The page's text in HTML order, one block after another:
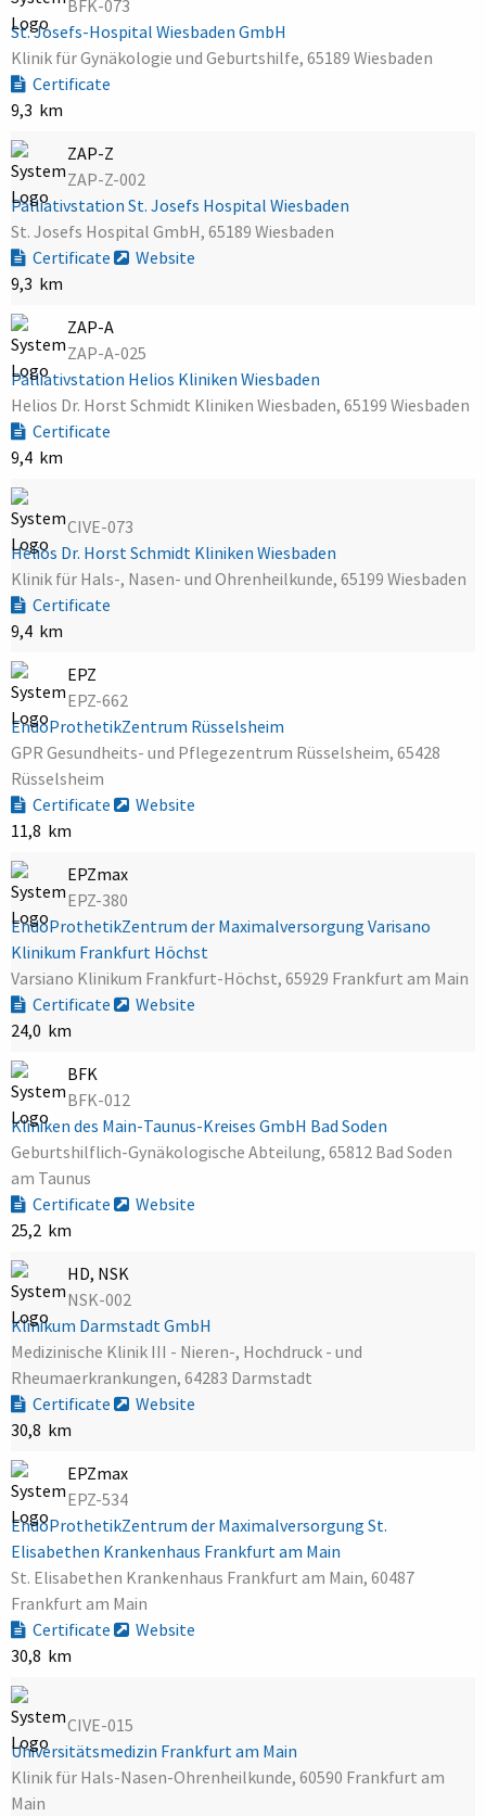
BFK-073
St. Josefs-Hospital Wiesbaden GmbH
Klinik für Gynäkologie und Geburtshilfe, 65189 Wiesbaden
Certificate
9,3 km
ZAP-Z
ZAP-Z-002
Palliativstation St. Josefs Hospital Wiesbaden
St. Josefs Hospital GmbH, 65189 Wiesbaden
Certificate
Website
9,3 km
ZAP-A
ZAP-A-025
Palliativstation Helios Kliniken Wiesbaden
Helios Dr. Horst Schmidt Kliniken Wiesbaden, 65199 Wiesbaden
Certificate
9,4 km
CIVE-073
Helios Dr. Horst Schmidt Kliniken Wiesbaden
Klinik für Hals-, Nasen- und Ohrenheilkunde, 65199 Wiesbaden
Certificate
9,4 km
EPZ
EPZ-662
EndoProthetikZentrum Rüsselsheim
GPR Gesundheits- und Pflegezentrum Rüsselsheim, 65428
Rüsselsheim
Certificate
Website
11,8 km
EPZmax
EPZ-380
EndoProthetikZentrum der Maximalversorgung Varisano
Klinikum Frankfurt Höchst
Varsiano Klinikum Frankfurt-Höchst, 65929 Frankfurt am Main
Certificate
Website
24,0 km
BFK
BFK-012
Kliniken des Main-Taunus-Kreises GmbH Bad Soden
Geburtshilflich-Gynäkologische Abteilung, 65812 Bad Soden
am Taunus
Certificate
Website
25,2 km
HD, NSK
NSK-002
Klinikum Darmstadt GmbH
Medizinische Klinik III - Nieren-, Hochdruck - und
Rheumaerkrankungen, 64283 Darmstadt
Certificate
Website
30,8 km
EPZmax
EPZ-534
EndoProthetikZentrum der Maximalversorgung St.
Elisabethen Krankenhaus Frankfurt am Main
St. Elisabethen Krankenhaus Frankfurt am Main, 60487
Frankfurt am Main
Certificate
Website
30,8 km
CIVE-015
Universitätsmedizin Frankfurt am Main
Klinik für Hals-Nasen-Ohrenheilkunde, 60590 Frankfurt am
Main